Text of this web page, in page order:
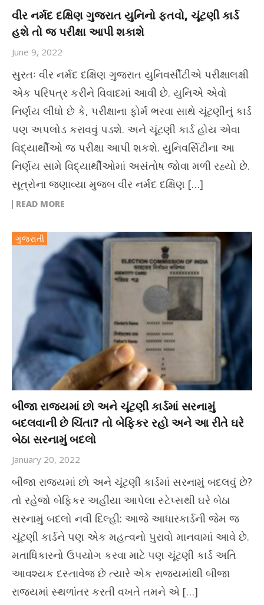
વીર નર્મદ દક્ષિણ ગુજરાત યુનિનો ફતવો, ચૂંટણી કાર્ડ
હશે તો જ પરીક્ષા આપી શકાશે
June 9, 2022
સુરતઃ વીર નર્મદ દક્ષિણ ગુજરાત યુનિવર્સીટીએ પરીક્ષાલક્ષી
એક પરિપત્ર કરીને વિવાદમાં આવી છે. યુનિએ એવો
નિર્ણય લીધો છે કે, પરીક્ષાના ફોર્મ ભરવા સાથે ચૂંટણીનું કાર્ડ
પણ અપલોડ કરાવવું પડશે. અને ચૂંટણી કાર્ડ હોય એવા
વિદ્યાર્થીઓ જ પરીક્ષા આપી શકશે. યુનિવર્સિટીના આ
નિર્ણય સામે વિદ્યાર્થીઓમાં અસંતોષ જોવા મળી રહ્યો છે.
સૂત્રોના જણાવ્યા મુજબ વીર નર્મદ દક્ષિણ […]
READ MORE
ગુજરાતી
બીજા રાજ્યમાં છો અને ચૂંટણી કાર્ડમાં સરનામું
બદલવાની છે ચિંતા? તો બેફિકર રહો અને આ રીતે ઘરે
બેઠા સરનામું બદલો
January 20, 2022
બીજા રાજ્યમાં છો અને ચૂંટણી કાર્ડમાં સરનામું બદલવું છે?
તો રહેજો બેફિકર અહીંયા આપેલા સ્ટેપ્સથી ઘરે બેઠા
સરનામું બદલો નવી દિલ્હી: આજે આધારકાર્ડની જેમ જ
ચૂંટણી કાર્ડને પણ એક મહત્વનો પુરાવો માનવામાં આવે છે.
મતાધિકારનો ઉપયોગ કરવા માટે પણ ચૂંટણી કાર્ડ અતિ
આવશ્યક દસ્તાવેજ છે ત્યારે એક રાજ્યમાંથી બીજા
રાજ્યમાં સ્થળાંતર કરતી વખતે તમને એ […]